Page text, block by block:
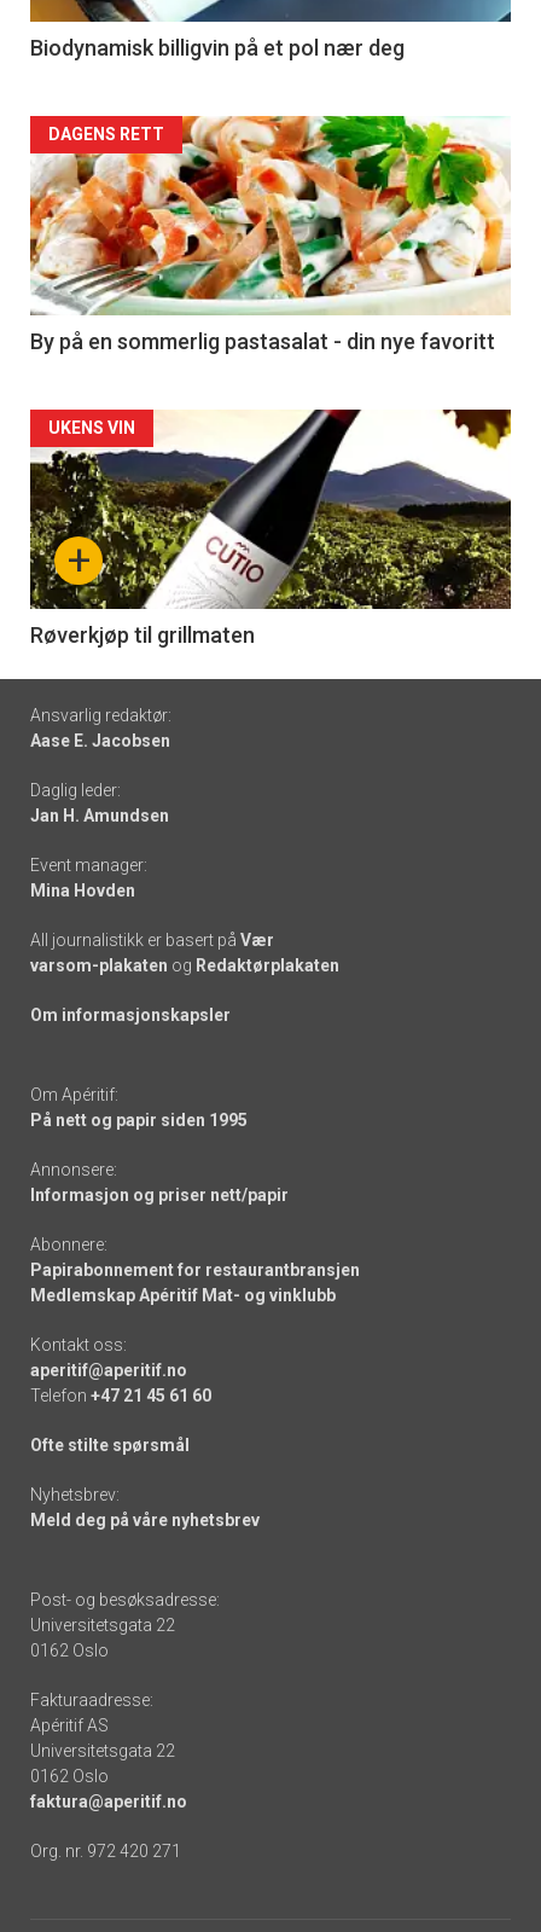
4
Biodynamisk billigvin på et pol nær deg
Forsiden
akkurat
nå
-
5
DAGENS RETT
By på en sommerlig pastasalat - din nye favoritt
Forsiden
akkurat
nå
-
6
+
UKENS VIN
Røverkjøp til grillmaten
Footer
-
links
Ansvarlig redaktør:
Aase E. Jacobsen
Daglig leder:
Jan H. Amundsen
Event manager:
Mina Hovden
All journalistikk er basert på Vær
varsom-plakaten og Redaktørplakaten
Om informasjonskapsler
Om Apéritif:
På nett og papir siden 1995
Annonsere:
Informasjon og priser nett/papir
Abonnere:
Papirabonnement for restaurantbransjen
Medlemskap Apéritif Mat- og vinklubb
Kontakt oss:
aperitif@aperitif.no
Telefon +47 21 45 61 60
Ofte stilte spørsmål
Nyhetsbrev:
Meld deg på våre nyhetsbrev
Post- og besøksadresse:
Universitetsgata 22
0162 Oslo
Fakturaadresse:
Apéritif AS
Universitetsgata 22
0162 Oslo
faktura@aperitif.no
Org. nr. 972 420 271